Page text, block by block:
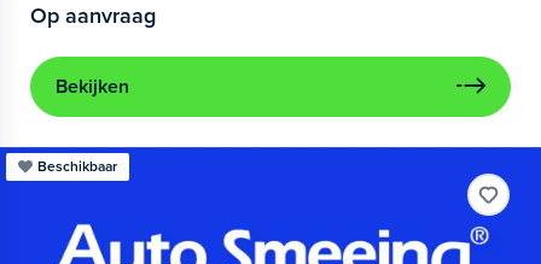
Op aanvraag
Bekijken
Beschikbaar